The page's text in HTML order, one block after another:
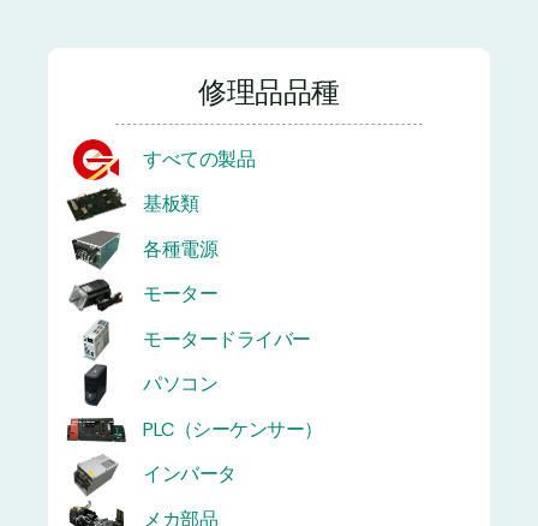
修理品品種
すべての製品
基板類
各種電源
モーター
モータードライバー
パソコン
PLC（シーケンサー）
インバータ
メカ部品